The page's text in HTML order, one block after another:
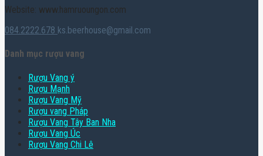
Website: www.hamruoungon.com
084.2222.678 ks.beerhouse@gmail.com
Danh mục rượu vang
Rượu Vang ý
Rượu Mạnh
Rượu Vang Mỹ
Rượu vang Pháp
Rượu Vang Tây Ban Nha
Rượu Vang Úc
Rượu Vang Chi Lê